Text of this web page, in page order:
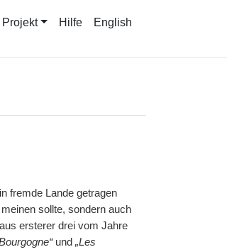
Projekt Hilfe English
fremde Lande getragen
sollte, sondern auch
ersterer drei vom Jahre
und „Les